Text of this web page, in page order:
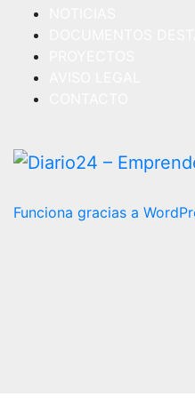
Funciona gracias a